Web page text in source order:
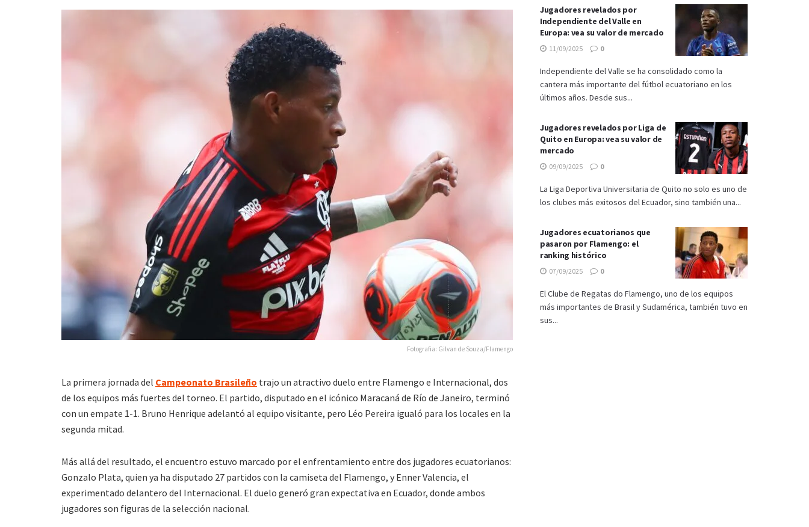
Fotografia: Gilvan de Souza/Flamengo
La primera jornada del Campeonato Brasileño trajo un atractivo duelo entre Flamengo e Internacional, dos
de los equipos más fuertes del torneo. El partido, disputado en el icónico Maracaná de Río de Janeiro, terminó
con un empate 1-1. Bruno Henrique adelantó al equipo visitante, pero Léo Pereira igualó para los locales en la
segunda mitad.
Más allá del resultado, el encuentro estuvo marcado por el enfrentamiento entre dos jugadores ecuatorianos:
Gonzalo Plata, quien ya ha disputado 27 partidos con la camiseta del Flamengo, y Enner Valencia, el
experimentado delantero del Internacional. El duelo generó gran expectativa en Ecuador, donde ambos
jugadores son figuras de la selección nacional.
Jugadores revelados por
Independiente del Valle en
Europa: vea su valor de mercado
11/09/2025 0
Independiente del Valle se ha consolidado como la
cantera más importante del fútbol ecuatoriano en los
últimos años. Desde sus...
Jugadores revelados por Liga de
Quito en Europa: vea su valor de
mercado
09/09/2025 0
La Liga Deportiva Universitaria de Quito no solo es uno de
los clubes más exitosos del Ecuador, sino también una...
Jugadores ecuatorianos que
pasaron por Flamengo: el
ranking histórico
07/09/2025 0
El Clube de Regatas do Flamengo, uno de los equipos
más importantes de Brasil y Sudamérica, también tuvo en
sus...